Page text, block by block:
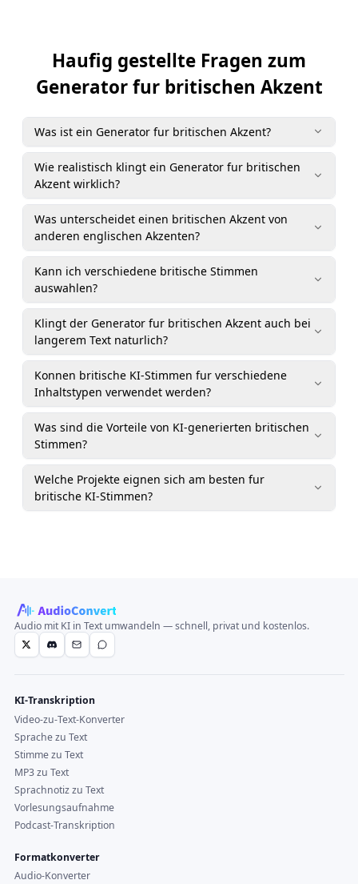
Haufig gestellte Fragen zum
Generator fur britischen Akzent
Was ist ein Generator fur britischen Akzent?
Wie realistisch klingt ein Generator fur britischen
Akzent wirklich?
Was unterscheidet einen britischen Akzent von
anderen englischen Akzenten?
Kann ich verschiedene britische Stimmen
auswahlen?
Klingt der Generator fur britischen Akzent auch bei
langerem Text naturlich?
Konnen britische KI-Stimmen fur verschiedene
Inhaltstypen verwendet werden?
Was sind die Vorteile von KI-generierten britischen
Stimmen?
Welche Projekte eignen sich am besten fur
britische KI-Stimmen?
Audio mit KI in Text umwandeln — schnell, privat und kostenlos.
KI-Transkription
Video-zu-Text-Konverter
Sprache zu Text
Stimme zu Text
MP3 zu Text
Sprachnotiz zu Text
Vorlesungsaufnahme
Podcast-Transkription
Formatkonverter
Audio-Konverter